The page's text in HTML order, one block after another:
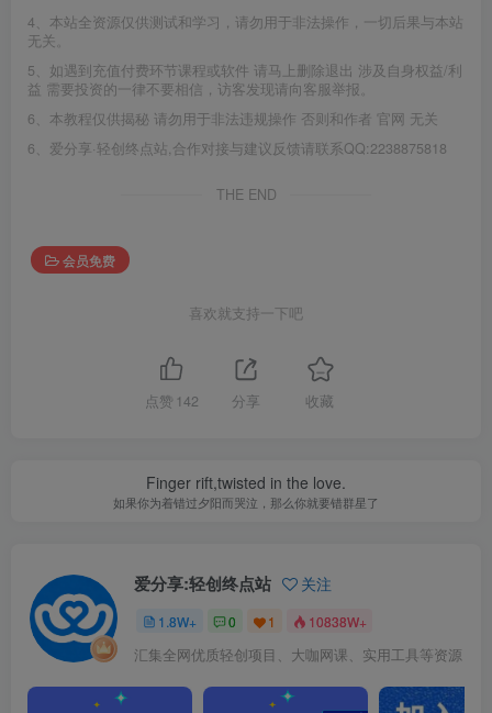
4、本站全资源仅供测试和学习，请勿用于非法操作，一切后果与本站
无关。
5、如遇到充值付费环节课程或软件 请马上删除退出 涉及自身权益/利
益 需要投资的一律不要相信，访客发现请向客服举报。
6、本教程仅供揭秘 请勿用于非法违规操作 否则和作者 官网 无关
6、爱分享·轻创终点站,合作对接与建议反馈请联系QQ:2238875818
THE END
会员免费
喜欢就支持一下吧
点赞 142 分享 收藏
Finger rift,twisted in the love.
如果你为着错过夕阳而哭泣，那么你就要错群星了
爱分享:轻创终点站 关注
1.8W+ 0 1 10838W+
汇集全网优质轻创项目、大咖网课、实用工具等资源